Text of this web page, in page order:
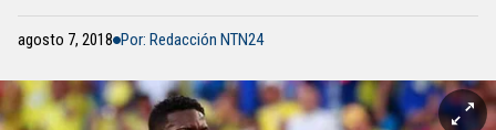
agosto 7, 2018 Por: Redacción NTN24